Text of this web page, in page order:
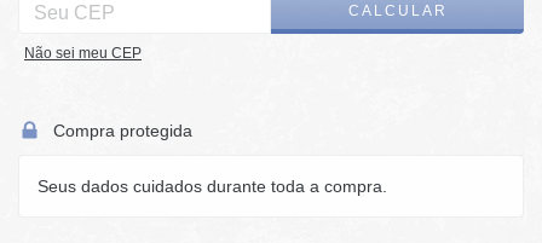
CALCULAR
Não sei meu CEP
Compra protegida
Seus dados cuidados durante toda a compra.